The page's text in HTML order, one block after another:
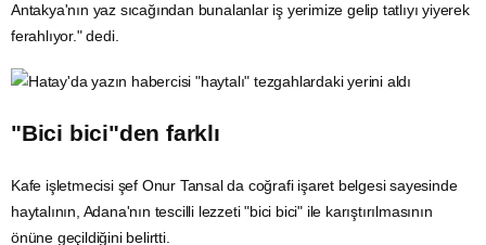
Antakya'nın yaz sıcağından bunalanlar iş yerimize gelip tatlıyı yiyerek
ferahlıyor." dedi.
"Bici bici"den farklı
Kafe işletmecisi şef Onur Tansal da coğrafi işaret belgesi sayesinde
haytalının, Adana'nın tescilli lezzeti "bici bici" ile karıştırılmasının
önüne geçildiğini belirtti.